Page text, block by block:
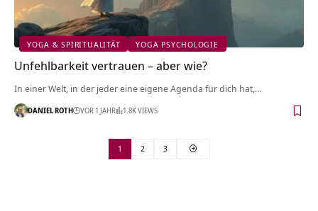
YOGA & SPIRITUALITÄT YOGA PSYCHOLOGIE
Unfehlbarkeit vertrauen – aber wie?
In einer Welt, in der jeder eine eigene Agenda für dich hat,…
DANIEL ROTH VOR 1 JAHR 1.8K VIEWS
1 2 3